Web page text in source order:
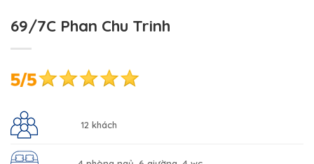
69/7C Phan Chu Trinh
12 khách